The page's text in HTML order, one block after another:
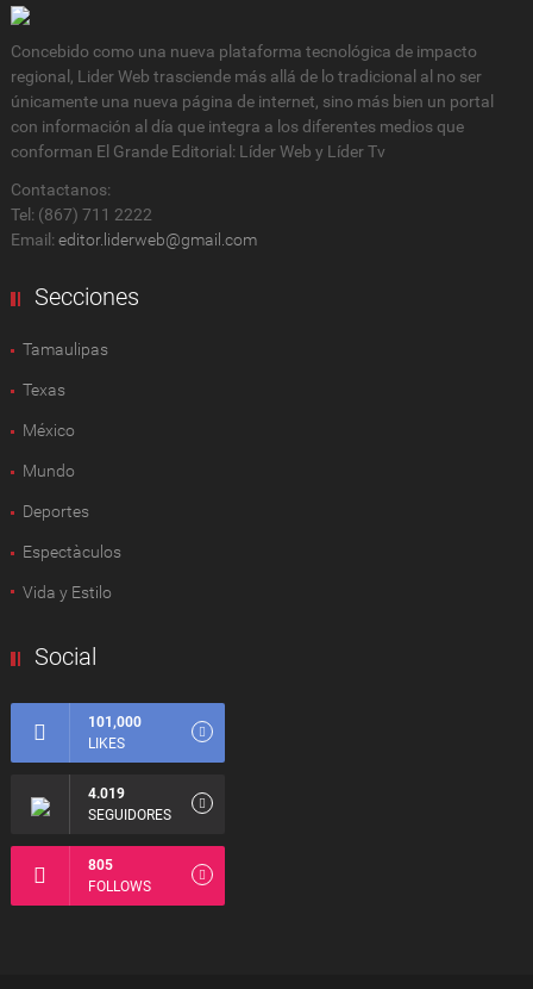
Concebido como una nueva plataforma tecnológica de impacto
regional, Lider Web trasciende más allá de lo tradicional al no ser
únicamente una nueva página de internet, sino más bien un portal
con información al día que integra a los diferentes medios que
conforman El Grande Editorial: Líder Web y Líder Tv
Contactanos:
Tel: (867) 711 2222
Email: editor.liderweb@gmail.com
Secciones
Tamaulipas
Texas
México
Mundo
Deportes
Espectàculos
Vida y Estilo
Social
101,000
LIKES
4.019
SEGUIDORES
805
FOLLOWS